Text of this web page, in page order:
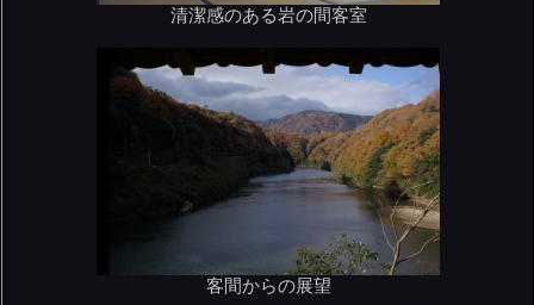
清潔感のある岩の間客室
客間からの展望